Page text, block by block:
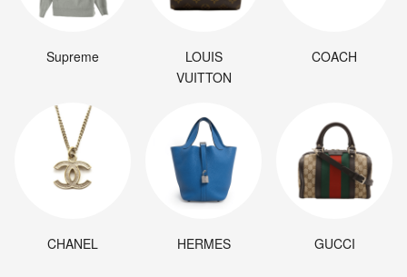
Supreme
LOUIS
VUITTON
COACH
CHANEL HERMES GUCCI